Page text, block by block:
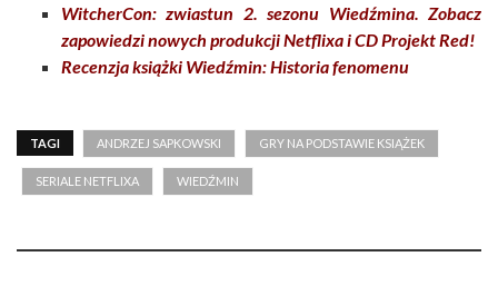
WitcherCon: zwiastun 2. sezonu Wiedźmina. Zobacz
zapowiedzi nowych produkcji Netflixa i CD Projekt Red!
Recenzja książki Wiedźmin: Historia fenomenu
TAGI ANDRZEJ SAPKOWSKI GRY NA PODSTAWIE KSIĄŻEK
SERIALE NETFLIXA WIEDŹMIN